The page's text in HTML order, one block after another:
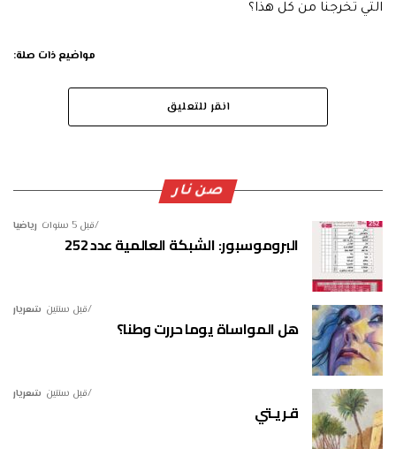
التي تخرجنا من كل هذا؟
مواضيع ذات صلة:
انقر للتعليق
صن نار
رياضيا قبل 5 سنوات
البروموسبور: الشبكة العالمية عدد 252
شعريار قبل سنتين
هل المواساة يوما حررت وطنا؟
شعريار قبل سنتين
قـريـتي